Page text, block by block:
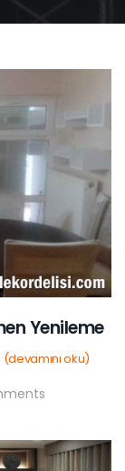
Yenileme
(devamını oku)